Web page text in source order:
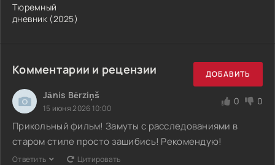
Тюремный
дневник (2025)
Комментарии и рецензии ДОБАВИТЬ
Jānis Bērziņš
15 июня 2026 10:00
0 0
Прикольный фильм! Замуты с расследованиями в
старом стиле просто зашибись! Рекомендую!
Ответить Цитировать